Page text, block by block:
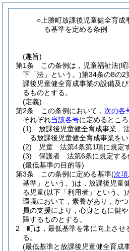
○上勝町放課後児童健全育成
る基準を定める条例
(趣旨)
第1条
この条例は，児童福祉法(
下「法」という。)第34条の8の2
課後児童健全育成事業の設備及
るものとする。
(定義)
第2条
この条例において， 次の各
それぞれ当該各号に定めるところ
(1)
放課後児童健全育成事業
る放課後児童健全育成事業をい
(2)
児童 法第4条第1項に規定
(3)
保護者 法第6条に規定する
(最低基準の目的等)
第3条
この条例に定める基準(次項
基準」という。)は，放課後児童
る児童(以下「利用者」という。)
環境において，素養があり，か
員の支援により，心身ともに健
障するものとする。
2
町は，最低基準を常に向上させ
る。
(最低基準と放課後児童健全育成